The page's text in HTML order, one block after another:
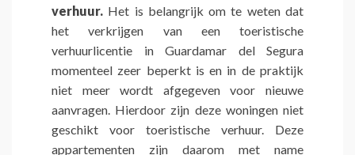
verhuur. Het is belangrijk om te weten dat
het verkrijgen van een toeristische
verhuurlicentie in Guardamar del Segura
momenteel zeer beperkt is en in de praktijk
niet meer wordt afgegeven voor nieuwe
aanvragen. Hierdoor zijn deze woningen niet
geschikt voor toeristische verhuur. Deze
appartementen zijn daarom met name